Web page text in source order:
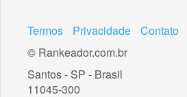
Termos Privacidade
Contato
© Rankeador.com.br
Santos - SP - Brasil
11045-300